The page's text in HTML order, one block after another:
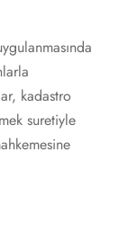
kadastro
suretiyle